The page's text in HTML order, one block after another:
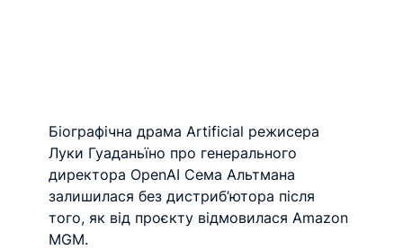
Біографічна драма Artificial режисера
Луки Гуаданьїно про генерального
директора OpenAI Сема Альтмана
залишилася без дистриб’ютора після
того, як від проєкту відмовилася Amazon
MGM.